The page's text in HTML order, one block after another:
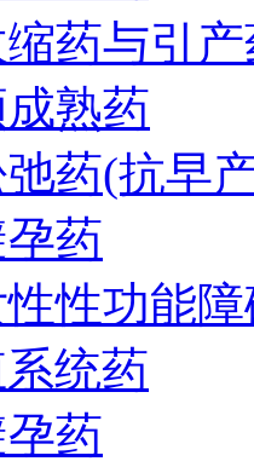
药与引
熟药
药(抗早
药
性功能
统药
药